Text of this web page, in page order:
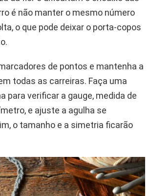
é não manter o mesmo número
o que pode deixar o porta-copos
de pontos e mantenha a
todas as carreiras. Faça uma
para verificar a gauge, medida de
e ajuste a agulha se
o tamanho e a simetria ficarão